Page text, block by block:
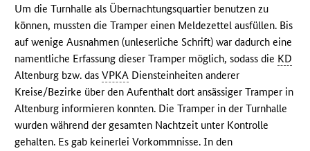
Um die Turnhalle als Übernachtungsquartier benutzen zu
können, mussten die Tramper einen Meldezettel ausfüllen. Bis
auf wenige Ausnahmen (unleserliche Schrift) war dadurch eine
namentliche Erfassung dieser Tramper möglich, sodass die KD
Altenburg bzw. dasVPKA Diensteinheiten anderer
Kreise/Bezirke über den Aufenthalt dort ansässiger Tramper in
Altenburg informieren konnten. Die Tramper in der Turnhalle
wurden während der gesamten Nachtzeit unter Kontrolle
gehalten. Es gab keinerlei Vorkommnisse. In den